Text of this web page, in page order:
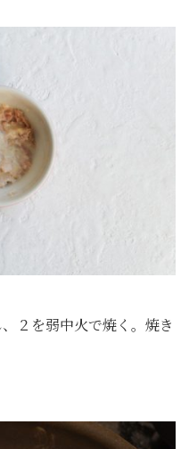
２を弱中火で焼く。焼き